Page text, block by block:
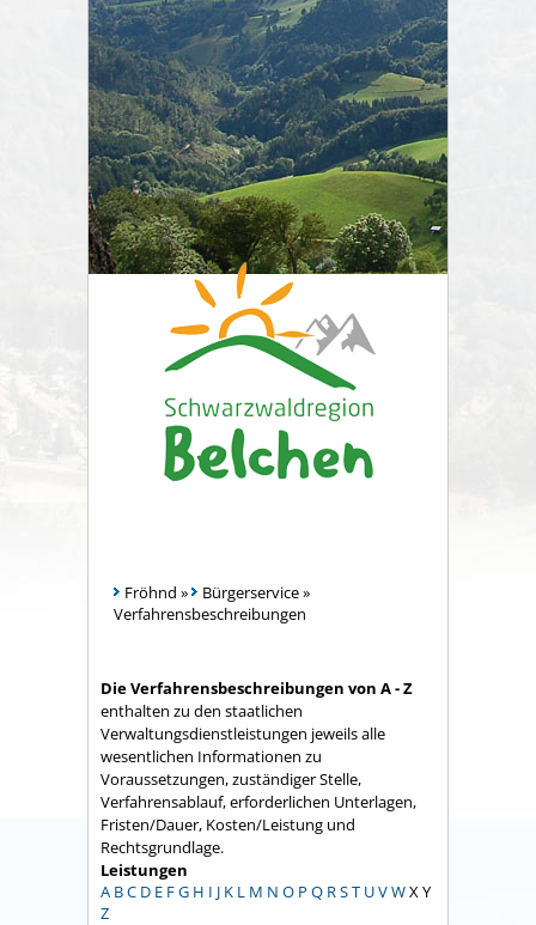
Fröhnd » Bürgerservice»
Verfahrensbeschreibungen
Die Verfahrensbeschreibungen von A - Z
enthalten zu den staatlichen
Verwaltungsdienstleistungen jeweils alle
wesentlichen Informationen zu
Voraussetzungen, zuständiger Stelle,
Verfahrensablauf, erforderlichen Unterlagen,
Fristen/Dauer, Kosten/Leistung und
Rechtsgrundlage.
Leistungen
A BC D E FG H I J K L M N O P Q RST UVWX Y
Z